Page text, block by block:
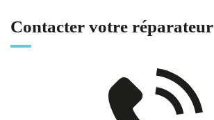
Contacter votre réparateur